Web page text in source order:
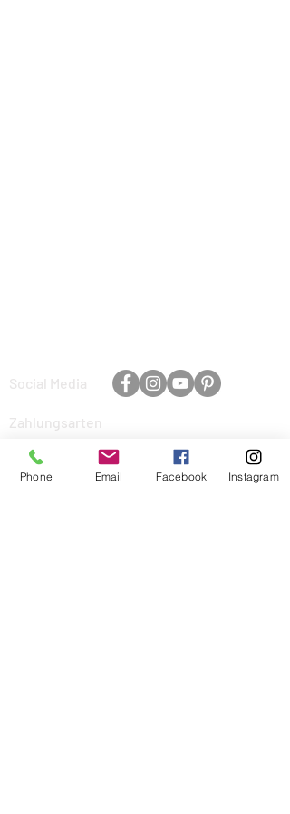
Social Media
Zahlungsarten
Phone Email Facebook Instagram